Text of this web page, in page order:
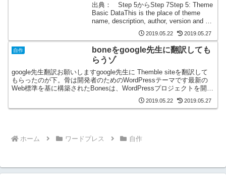
出典： Step 5からStep 7Step 5: Theme
Basic DataThis is the place of theme
name, description, author, version and so
2019.05.22 2019.05.27
自作
boneをgoogle先生に翻訳しても
らうゾ
google先生翻訳お願いしますgoogle先生に Themble siteを翻訳して
もらったのが下。骨は開発者のためのWordPressテーマです最新の
Web標準を基に構築されたBonesは、WordPressプロジェクトを開始
2019.05.22 2019.05.27
ホーム ワードプレス 自作